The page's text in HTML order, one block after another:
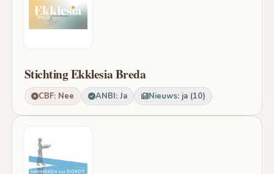
Stichting Ekklesia Breda
CBF: Nee ANBI: Ja Nieuws: ja (10)